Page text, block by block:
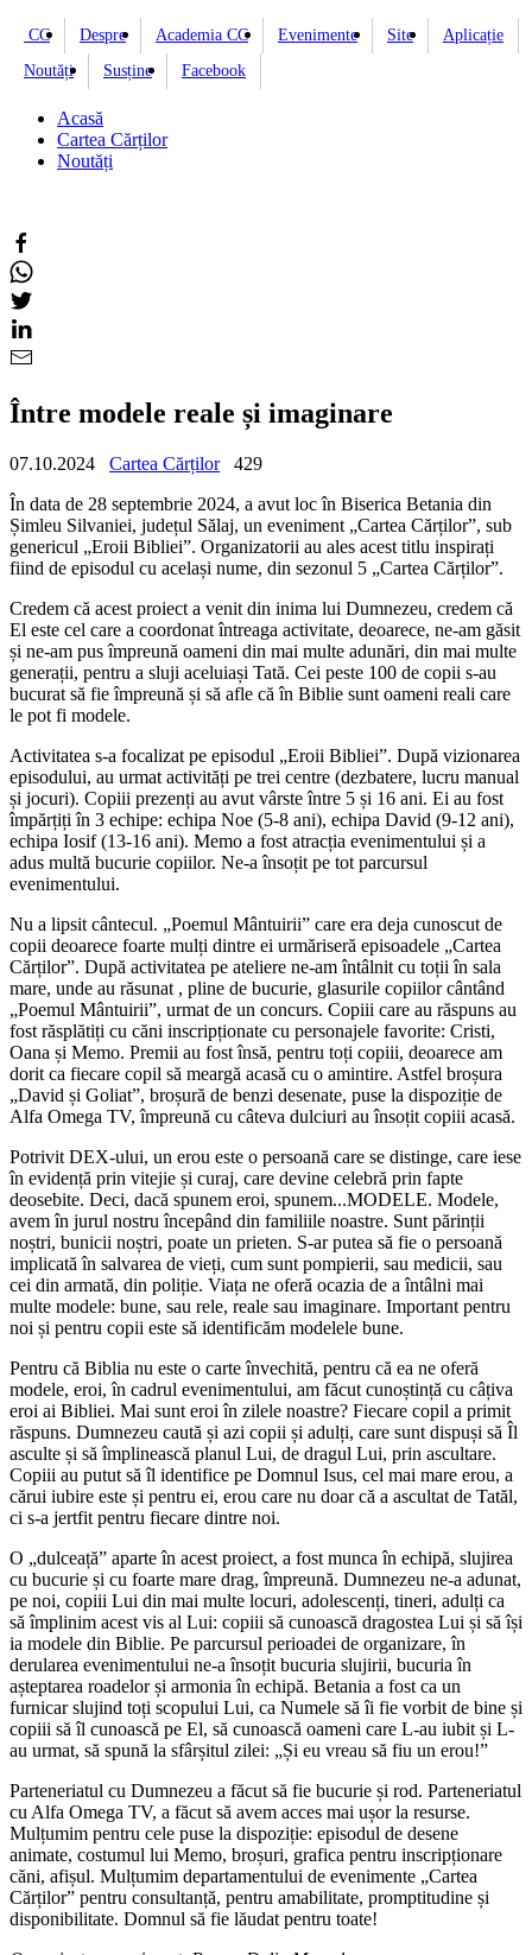
CC Despre Academia CC Evenimente Site
Aplicație
Noutăți
Susține Facebook
Acasă
Cartea Cărților
Noutăți
Între modele reale și imaginare
07.10.2024 Cartea Cărților
429
În data de 28 septembrie 2024, a avut loc în Biserica Betania din
Șimleu Silvaniei, județul Sălaj, un eveniment „Cartea Cărților”, sub
genericul „Eroii Bibliei”. Organizatorii au ales acest titlu inspirați
fiind de episodul cu același nume, din sezonul 5 „Cartea Cărților”.
Credem că acest proiect a venit din inima lui Dumnezeu, credem că
El este cel care a coordonat întreaga activitate, deoarece, ne-am găsit
și ne-am pus împreună oameni din mai multe adunări, din mai multe
generații, pentru a sluji aceluiași Tată. Cei peste 100 de copii s-au
bucurat să fieîmpreună și să afle că în Biblie sunt oameni reali care
le pot fi modele.
Activitatea s-a focalizat pe episodul „Eroii Bibliei”. După vizionarea
episodului, au urmat activități pe trei centre (dezbatere, lucru manual
și jocuri). Copiii prezenți au avut vârste între 5 și 16 ani. Ei au fost
împărțiți în 3 echipe: echipa Noe (5-8 ani), echipa David (9-12 ani),
echipa Iosif (13-16 ani). Memo a fost atracția evenimentului și a
adus multă bucurie copiilor. Ne-a însoțit pe tot parcursul
evenimentului.
Nu a lipsit cântecul. „Poemul Mântuirii” care era deja cunoscut de
copii deoarece foarte mulți dintre ei urmăriseră episoadele „Cartea
Cărților”. După activitatea pe ateliere ne-am întâlnit cu toțiiîn sala
mare, unde au răsunat , pline de bucurie, glasurile copiilor cântând
„Poemul Mântuirii”, urmat de un concurs. Copiii care au răspuns au
fost răsplătiți cu căni inscripționate cu personajele favorite: Cristi,
Oana și Memo. Premii au fost însă, pentru toți copiii, deoarece am
dorit ca fiecare copil să meargă acasă cu o amintire. Astfel broșura
„David și Goliat”, broșură de benzi desenate, puse la dispoziție de
Alfa Omega TV, împreună cu câteva dulciuri au însoțit copiii acasă.
Potrivit DEX-ului, un erou este o persoană care se distinge, care iese
în evidență prin vitejie și curaj, care devine celebră prin fapte
deosebite. Deci, dacă spunem eroi, spunem...MODELE. Modele,
avem în jurul nostru începând din familiile noastre. Sunt părinții
noștri, bunicii noștri, poate un prieten. S-ar putea să fie o persoană
implicată în salvarea de vieți, cum sunt pompierii, sau medicii, sau
cei din armată, din poliție. Viața ne oferă ocazia de a întâlni mai
multe modele: bune, sau rele, reale sau imaginare. Important pentru
noi și pentru copii este să identificăm modelele bune.
Pentru că Biblia nu este o carte învechită, pentru că ea ne oferă
modele, eroi, în cadrul evenimentului, am făcut cunoștință cu câțiva
eroi ai Bibliei. Mai sunt eroiîn zilele noastre? Fiecare copil a primit
răspuns. Dumnezeu caută și azi copii și adulți, care sunt dispuși să Îl
asculte și să împlinească planul Lui, de dragul Lui, prin ascultare.
Copiii au putut să îl identifice pe Domnul Isus, cel mai mare erou, a
cărui iubire este și pentru ei, erou care nu doar că a ascultat de Tatăl,
ci s-a jertfit pentru fiecare dintre noi.
O „dulceață” aparte în acest proiect, a fost munca în echipă, slujirea
cu bucurie și cu foarte mare drag, împreună. Dumnezeu ne-a adunat,
pe noi, copiii Lui din mai multe locuri, adolescenți, tineri, adulți ca
să împlinim acest vis al Lui: copiii să cunoască dragostea Lui și să își
ia modele din Biblie. Pe parcursul perioadei de organizare, în
derularea evenimentului ne-a însoțit bucuria slujirii, bucuria în
așteptarea roadelor și armonia în echipă. Betania a fost ca un
furnicar slujind toți scopului Lui, ca Numele să îi fie vorbit de bine și
copiii să îl cunoască pe El, să cunoască oameni care L-au iubit și L-
au urmat, să spună la sfârșitul zilei: „Și eu vreau să fiu un erou!”
Parteneriatul cu Dumnezeu a făcut să fie bucurie și rod. Parteneriatul
cu Alfa Omega TV, a făcut să avem acces mai ușor la resurse.
Mulțumim pentru cele puse la dispoziție: episodul de desene
animate, costumul lui Memo, broșuri, grafica pentru inscripționare
căni, afișul. Mulțumim departamentului de evenimente „Cartea
Cărților” pentru consultanță, pentru amabilitate, promptitudine și
disponibilitate. Domnul să fie lăudat pentru toate!